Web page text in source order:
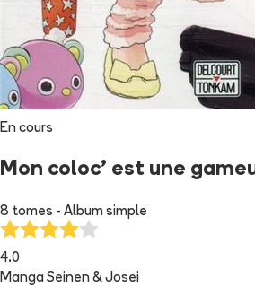
En cours
Mon coloc' est une
8 tomes - Album simple
4.0
Manga Seinen & Josei